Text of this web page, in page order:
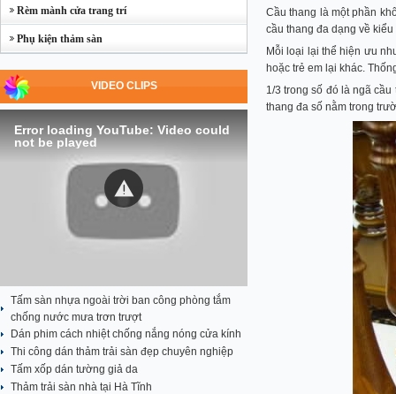
Rèm mành cửa trang trí
Phụ kiện thảm sàn
VIDEO CLIPS
Error loading YouTube: Video could
not be played
Tấm sàn nhựa ngoài trời ban công phòng tắm
chống nước mưa trơn trượt
Dán phim cách nhiệt chống nắng nóng cửa kính
Thi công dán thảm trải sàn đẹp chuyên nghiệp
Tấm xốp dán tường giả da
Thảm trải sàn nhà tại Hà Tĩnh
Cầu thang là một phần
cầu thang đa dạng về
Mỗi loại lại thể hiện ưu
hoặc trẻ em lại khác.
1/3 trong số đó là ngã
thang đa số nằm trong